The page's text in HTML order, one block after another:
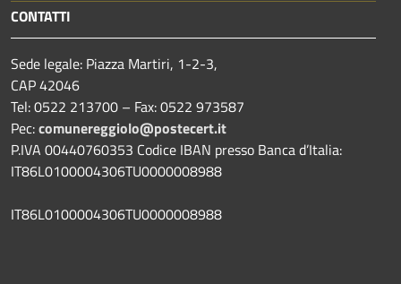
CONTATTI
Sede legale: Piazza Martiri, 1-2-3,
CAP 42046
Tel: 0522 213700 – Fax: 0522 973587
Pec:comunereggiolo@postecert.it
P.IVA 00440760353 Codice IBAN presso Banca d’Italia:
IT86L0100004306TU0000008988
IT86L0100004306TU0000008988